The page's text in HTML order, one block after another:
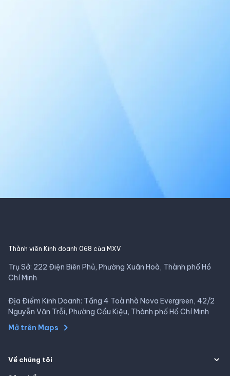
Thành viên Kinh doanh 068 của MXV
Trụ Sở: 222 Điện Biên Phủ, Phường Xuân Hoà, Thành phố Hồ
Chí Minh
Địa Điểm Kinh Doanh: Tầng 4 Toà nhà Nova Evergreen, 42/2
Nguyễn Văn Trỗi, Phường Cầu Kiệu, Thành phố Hồ Chí Minh
Mở trên Maps
Về chúng tôi